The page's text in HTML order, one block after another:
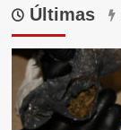
Últimas